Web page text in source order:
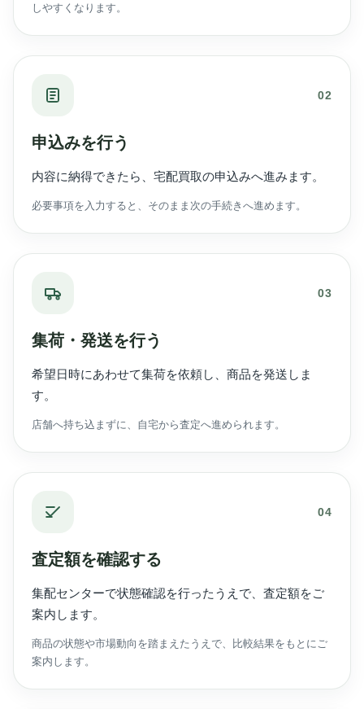
しやすくなります。
02
申込みを行う
内容に納得できたら、宅配買取の申込みへ進みます。
必要事項を入力すると、そのまま次の手続きへ進めます。
03
集荷・発送を行う
希望日時にあわせて集荷を依頼し、商品を発送しま
す。
店舗へ持ち込まずに、自宅から査定へ進められます。
04
査定額を確認する
集配センターで状態確認を行ったうえで、査定額をご
案内します。
商品の状態や市場動向を踏まえたうえで、比較結果をもとにご
案内します。